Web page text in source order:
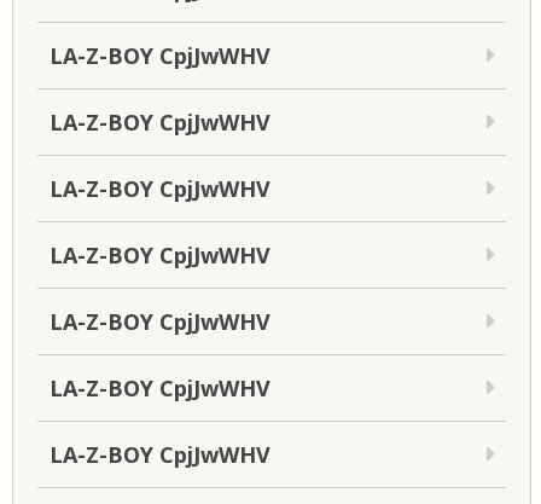
LA-Z-BOY CpjJwWHV
LA-Z-BOY CpjJwWHV
LA-Z-BOY CpjJwWHV
LA-Z-BOY CpjJwWHV
LA-Z-BOY CpjJwWHV
LA-Z-BOY CpjJwWHV
LA-Z-BOY CpjJwWHV